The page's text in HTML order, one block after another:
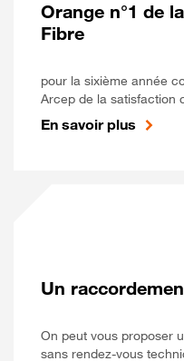
Orange n°1 de
Fibre
pour la sixième année
Arcep de la satisfaction
En savoir plus
Un
On peut vous proposer
sans rendez-vous